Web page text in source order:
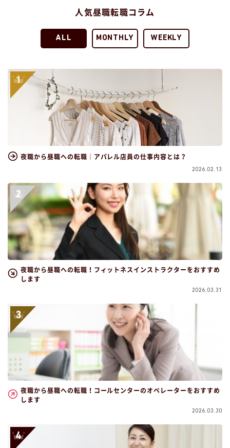
人気昼職転職コラム
ALL MONTHLY WEEKLY
夜職から昼職への転職｜アパレル店員の仕事内容とは？
2026.02.13
夜職から昼職への転職！フィットネスインストラクターをおすすめ
します
2026.03.31
夜職から昼職への転職！コールセンターのオペレーターをおすすめ
します
2026.03.30